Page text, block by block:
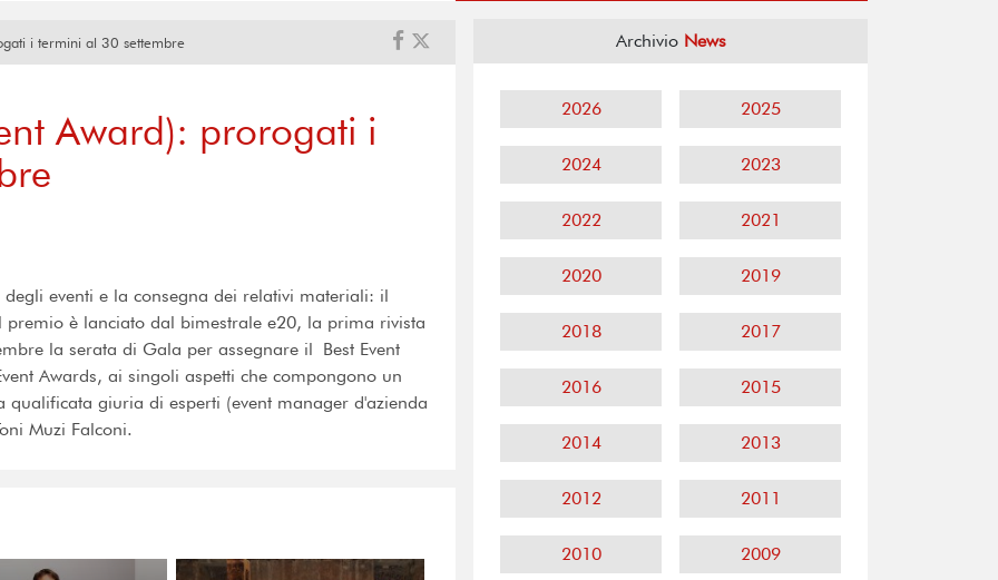
i termini al 30 settembre
Award): prorogati i
eventi e la consegna dei relativi materiali: il
è lanciato dal bimestrale e20, la prima rivista
la serata di Gala per assegnare il Best Event
Awards, ai singoli aspetti che compongono un
giuria di esperti (event manager d'azienda
Muzi Falconi.
Archivio News
2026 2025
2024 2023
2022 2021
2020 2019
2018 2017
2016 2015
2014 2013
2012 2011
2010 2009